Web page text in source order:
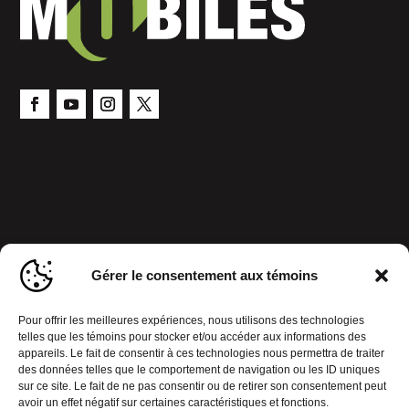
Gérer le consentement aux témoins
Pour offrir les meilleures expériences, nous utilisons des technologies
telles que les témoins pour stocker et/ou accéder aux informations des
appareils. Le fait de consentir à ces technologies nous permettra de traiter
des données telles que le comportement de navigation ou les ID uniques
sur ce site. Le fait de ne pas consentir ou de retirer son consentement peut
avoir un effet négatif sur certaines caractéristiques et fonctions.